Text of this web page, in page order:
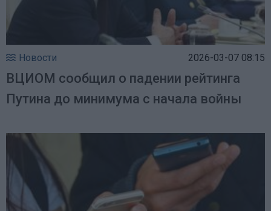
Новости 2026-03-07 08:15
ВЦИОМ сообщил о падении рейтинга
Путина до минимума с начала войны